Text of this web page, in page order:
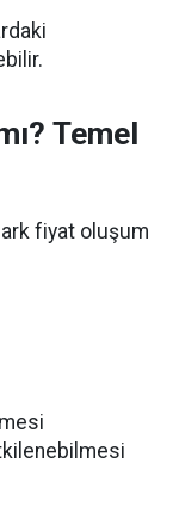
Temel
fiyat oluşum